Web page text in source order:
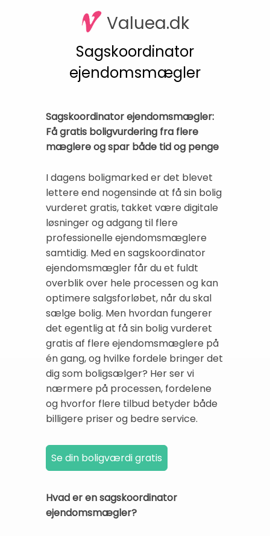
Valuea.dk
Sagskoordinator
ejendomsmægler
Sagskoordinator ejendomsmægler:
Få gratis boligvurdering fra flere
mæglere og spar både tid og penge
I dagens boligmarked er det blevet
lettere end nogensinde at få sin bolig
vurderet gratis, takket være digitale
løsninger og adgang til flere
professionelle ejendomsmæglere
samtidig. Med en sagskoordinator
ejendomsmægler får du et fuldt
overblik over hele processen og kan
optimere salgsforløbet, når du skal
sælge bolig. Men hvordan fungerer
det egentlig at få sin bolig vurderet
gratis af flere ejendomsmæglere på
én gang, og hvilke fordele bringer det
dig som boligsælger? Her ser vi
nærmere på processen, fordelene
og hvorfor flere tilbud betyder både
billigere priser og bedre service.
Hvad er en sagskoordinator
ejendomsmægler?